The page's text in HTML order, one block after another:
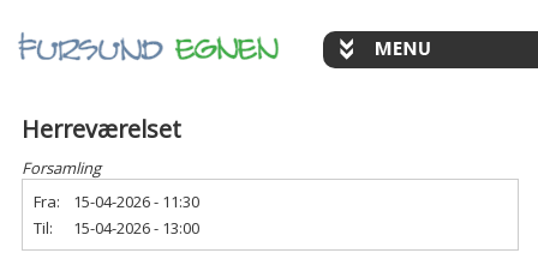
Herreværelset
Forsamling
Fra:
15-04-2026 - 11:30
Til:
15-04-2026 - 13:00